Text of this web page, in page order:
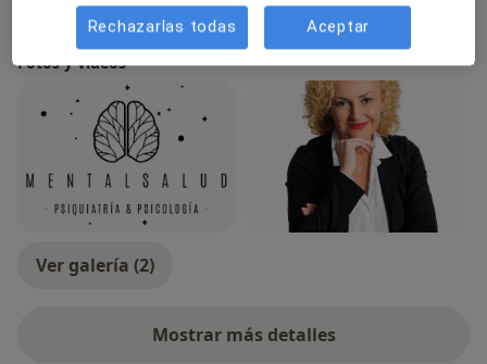
VideoconsultaVer calendario online
Fotos y vídeos
Ver galería (2)
Mostrar más detalles
sobre la experiencia
Rechazarlas todas Aceptar